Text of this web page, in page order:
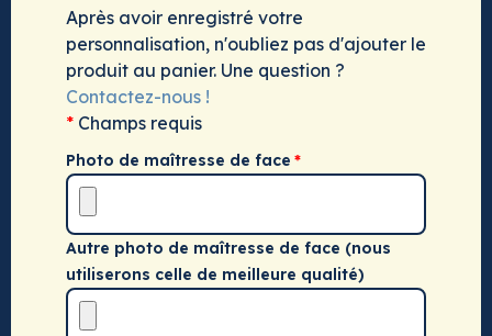
Après avoir enregistré votre
personnalisation, n'oubliez pas d'ajouter le
produit au panier. Une question ?
Contactez-nous !
* Champs requis
Photo de maîtresse de face
Autre photo de maîtresse de face (nous
utiliserons celle de meilleure qualité)